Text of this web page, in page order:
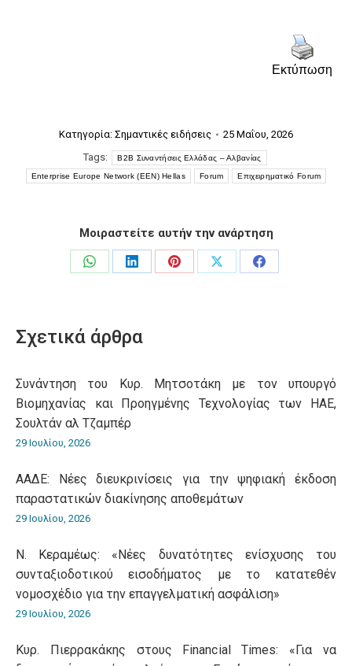
Εκτύπωση
Κατηγορία: Σημαντικές ειδήσεις
25 Μαΐου, 2026
Tags:
B2B Συναντήσεις Ελλάδας – Αλβανίας
Enterprise Europe Network (EEN) Hellas Forum Επιχειρηματικό Forum
Μοιραστείτε αυτήν την ανάρτηση
Share
Share
Share
Share
Share
Σχετικά άρθρα
Συνάντηση του Κυρ. Μητσοτάκη με τον υπουργό
Βιομηχανίας και Προηγμένης Τεχνολογίας των ΗΑΕ,
Σουλτάν αλ Τζαμπέρ
29 Ιουλίου, 2026
ΑΑΔΕ: Νέες διευκρινίσεις για την ψηφιακή έκδοση
παραστατικών διακίνησης αποθεμάτων
29 Ιουλίου, 2026
Ν. Κεραμέως: «Νέες δυνατότητες ενίσχυσης του
συνταξιοδοτικού εισοδήματος με το κατατεθέν
νομοσχέδιο για την επαγγελματική ασφάλιση»
29 Ιουλίου, 2026
Κυρ. Πιερρακάκης στους Financial Times: «Για να